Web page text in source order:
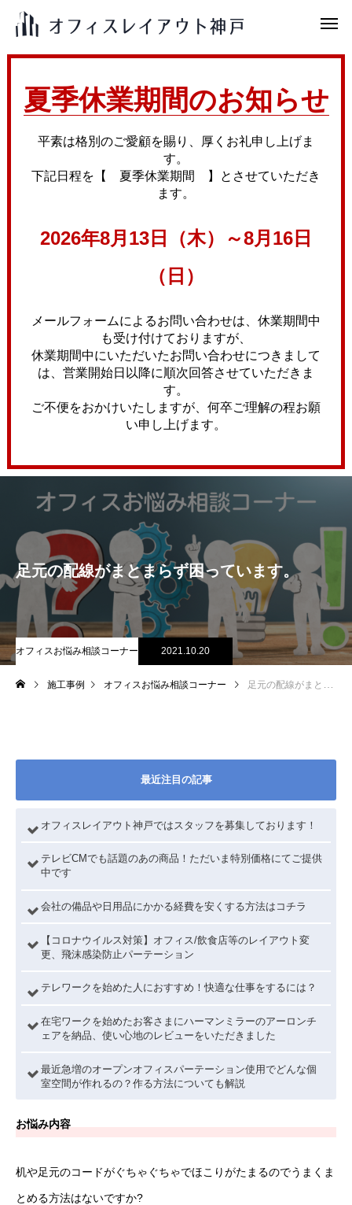
夏季休業期間のお知らせ
平素は格別のご愛顧を賜り、厚くお礼申し上げま
す。
下記日程を【 夏季休業期間 】とさせていただき
ます。
2026年8月13日（木）～8月16日
（日）
メールフォームによるお問い合わせは、休業期間中
も受け付けておりますが、
休業期間中にいただいたお問い合わせにつきまして
は、営業開始日以降に順次回答させていただきま
す。
ご不便をおかけいたしますが、何卒ご理解の程お願
い申し上げます。
足元の配線がまとまらず困っています。
オフィスお悩み相談コーナー 2021.10.20
施工事例 オフィスお悩み相談コーナー 足元の配線がまとまらず困っています。
最近注目の記事
オフィスレイアウト神戸ではスタッフを募集しております！
テレビCMでも話題のあの商品！ただいま特別価格にてご提供
中です
会社の備品や日用品にかかる経費を安くする方法はコチラ
【コロナウイルス対策】オフィス/飲食店等のレイアウト変
更、飛沫感染防止パーテーション
テレワークを始めた人におすすめ！快適な仕事をするには？
在宅ワークを始めたお客さまにハーマンミラーのアーロンチ
ェアを納品、使い心地のレビューをいただきました
最近急増のオープンオフィスパーテーション使用でどんな個
室空間が作れるの？作る方法についても解説
お悩み内容
机や足元のコードがぐちゃぐちゃでほこりがたまるのでうまくま
とめる方法はないですか?